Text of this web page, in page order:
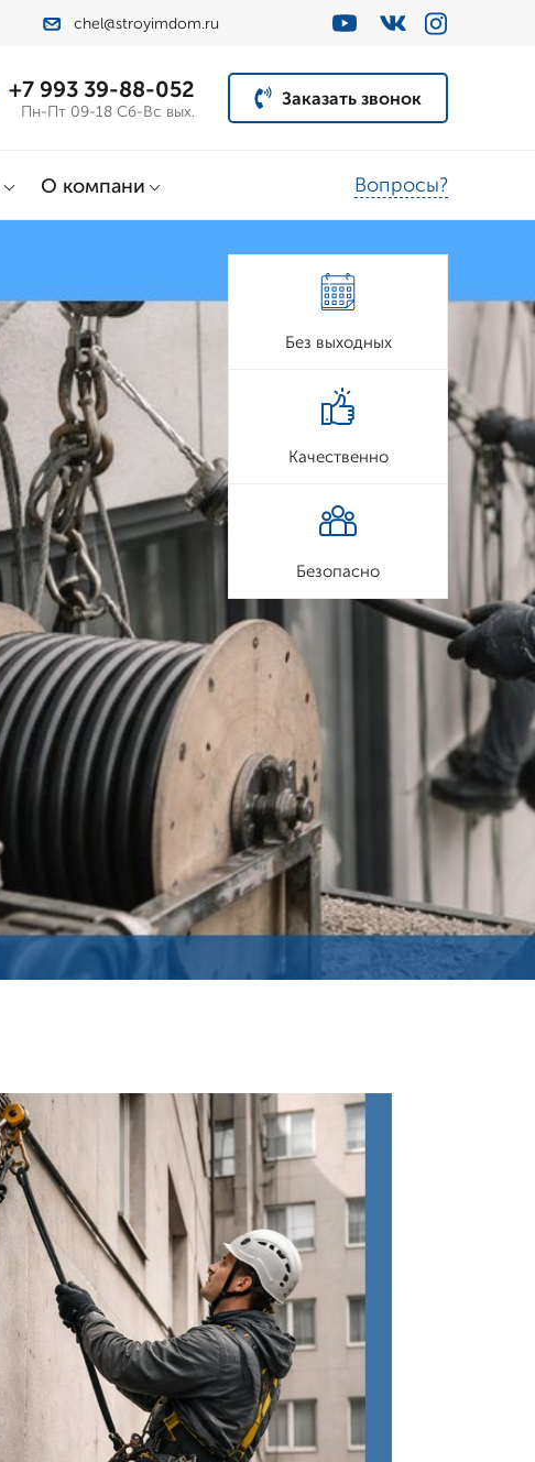
chel@stroyimdom.ru
+7 993 39-88-052
Пн-Пт 09-18 Сб-Вс вых.
Заказать звонок
О компани Вопросы?
Без выходных
Качественно
Безопасно